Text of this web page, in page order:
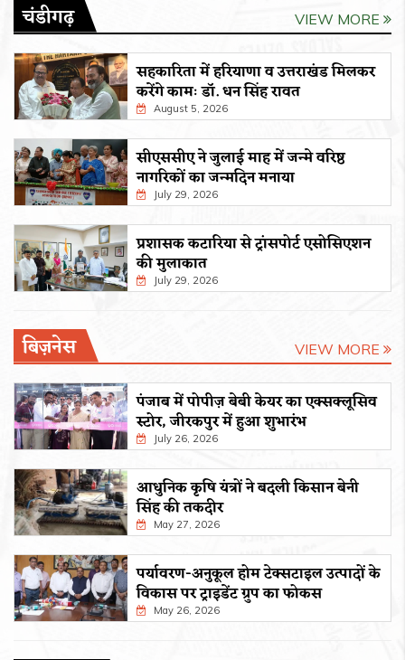
चंडीगढ़ VIEW MORE
सहकारिता में हरियाणा व उत्तराखंड मिलकर
करेंगे कामः डाॅ. धन सिंह रावत
August 5, 2026
सीएससीए ने जुलाई माह में जन्मे वरिष्ठ
नागरिकों का जन्मदिन मनाया
July 29, 2026
प्रशासक कटारिया से ट्रांसपोर्ट एसोसिएशन
की मुलाकात
July 29, 2026
बिज़नेस VIEW MORE
पंजाब में पोपीज़ बेबी केयर का एक्सक्लूसिव
स्टोर, जीरकपुर में हुआ शुभारंभ
July 26, 2026
आधुनिक कृषि यंत्रों ने बदली किसान बेनी
सिंह की तकदीर
May 27, 2026
पर्यावरण-अनुकूल होम टेक्सटाइल उत्पादों के
विकास पर ट्राइडेंट ग्रुप का फोकस
May 26, 2026